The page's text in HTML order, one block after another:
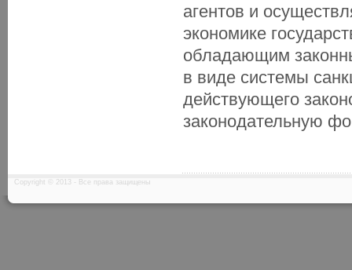
агентов и
экономике
обладающим
в виде системы
действующего
законодательную
Copyright © 2013 - Все права защищены